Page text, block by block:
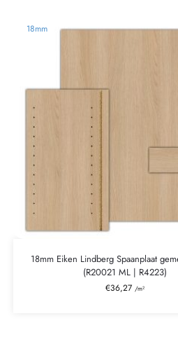
18mm
18mm Eiken Lindberg Spaanplaat
(R20021 ML | R4223)
€36,27 /m²